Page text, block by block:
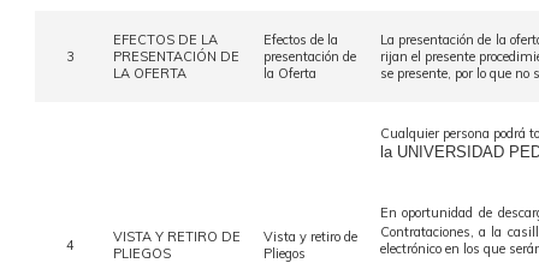
3
EFECTOS DE LA
PRESENTACIÓN DE
LA OFERTA
Efectos de la
presentación de
la Oferta
La presentación de la
rijan el presente
se presente, por lo que
4
VISTA Y RETIRO DE
PLIEGOS
Vista y retiro de
Pliegos
Cualquier persona podrá
la UNIVERSIDAD
En oportunidad de
Contrataciones, a la
electrónico en los que